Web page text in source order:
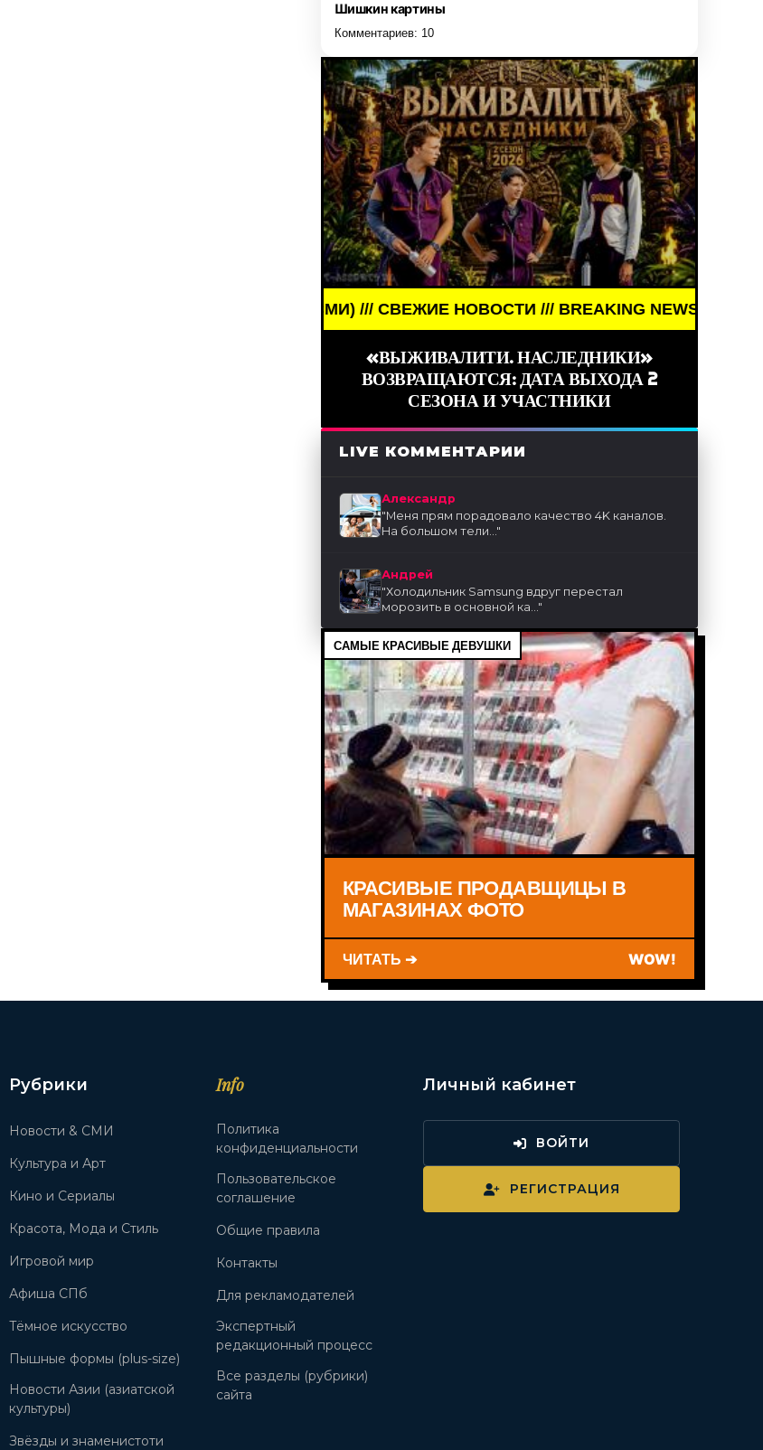
Шишкин картины
Комментариев: 10
BREAKING NEWS /// НОВОСТИ (СМИ) /// СВЕЖИЕ НОВОСТИ /// BREAKING NEWS /// НОВОСТИ
«ВЫЖИВАЛИТИ. НАСЛЕДНИКИ»
ВОЗВРАЩАЮТСЯ: ДАТА ВЫХОДА 2
СЕЗОНА И УЧАСТНИКИ
LIVE КОММЕНТАРИИ
Александр
"Меня прям порадовало качество 4K каналов.
На большом тели..."
Андрей
"Холодильник Samsung вдруг перестал
морозить в основной ка..."
САМЫЕ КРАСИВЫЕ ДЕВУШКИ
КРАСИВЫЕ ПРОДАВЩИЦЫ В
МАГАЗИНАХ ФОТО
ЧИТАТЬ ➔ WOW!
Рубрики
Новости & СМИ
Культура и Арт
Кино и Сериалы
Красота, Мода и Стиль
Игровой мир
Афиша СПб
Тёмное искусство
Пышные формы (plus-size)
Новости Азии (азиатской
культуры)
Звёзды и знаменистоти
Info
Политика
конфиденциальности
Пользовательское
соглашение
Общие правила
Контакты
Для рекламодателей
Экспертный
редакционный процесс
Все разделы (рубрики)
сайта
Личный кабинет
ВОЙТИ
РЕГИСТРАЦИЯ